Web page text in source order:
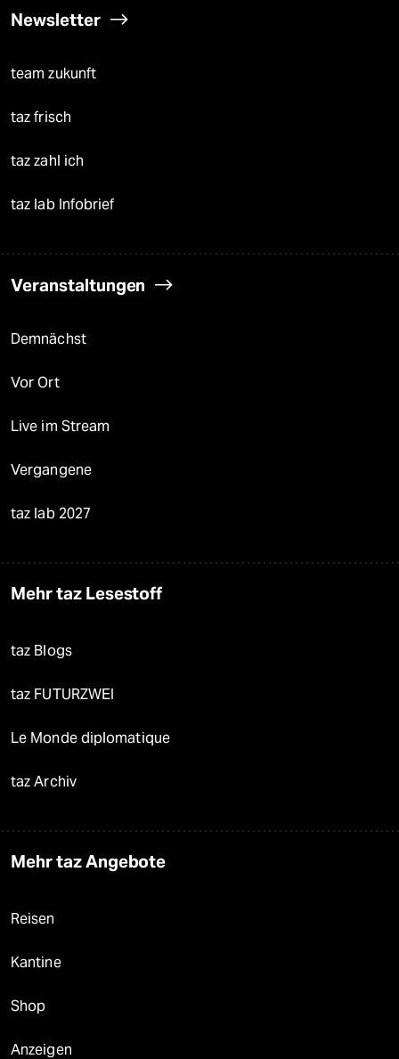
Newsletter
team zukunft
taz frisch
taz zahl ich
taz lab Infobrief
Veranstaltungen
Demnächst
Vor Ort
Live im Stream
Vergangene
taz lab 2027
Mehr taz Lesestoff
taz Blogs
taz FUTURZWEI
Le Monde diplomatique
taz Archiv
Mehr taz Angebote
Reisen
Kantine
Shop
Anzeigen